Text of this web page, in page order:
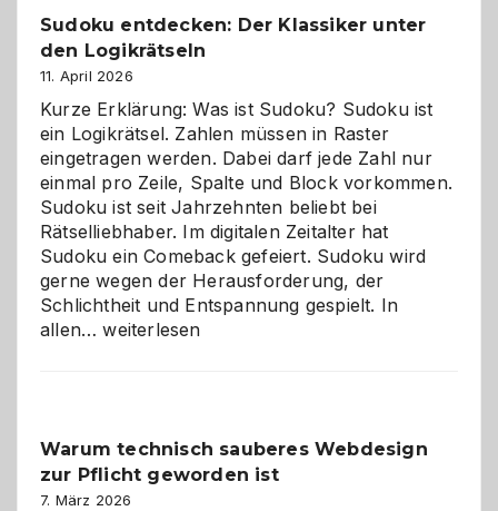
Sudoku entdecken: Der Klassiker unter
den Logikrätseln
11. April 2026
Kurze Erklärung: Was ist Sudoku? Sudoku ist
ein Logikrätsel. Zahlen müssen in Raster
eingetragen werden. Dabei darf jede Zahl nur
einmal pro Zeile, Spalte und Block vorkommen.
Sudoku ist seit Jahrzehnten beliebt bei
Rätselliebhaber. Im digitalen Zeitalter hat
Sudoku ein Comeback gefeiert. Sudoku wird
gerne wegen der Herausforderung, der
Schlichtheit und Entspannung gespielt. In
allen…Sudoku
den
Logikrätseln
weiterlesen
Warum technisch sauberes Webdesign
zur Pflicht geworden ist
7. März 2026